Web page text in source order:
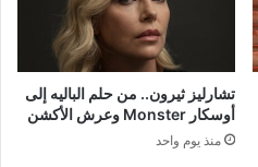
تشارليز ثيرون.. من حلم الباليه إلى
أوسكار Monster وعرش الأكشن
منذ يوم واحد